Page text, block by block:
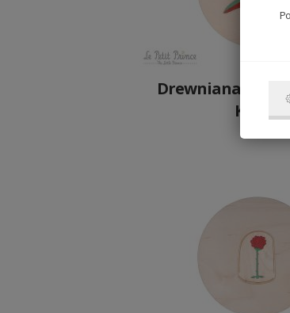
Drewniana
Książę